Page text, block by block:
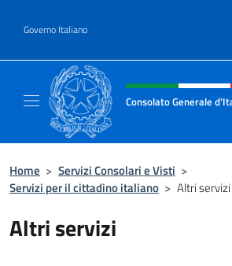
Governo Italiano
Intestazione sito,
Consolato Generale
Home > Servizi Consolari e Visti >
Servizi per il cittadino italiano > Altri servizi
Altri servizi